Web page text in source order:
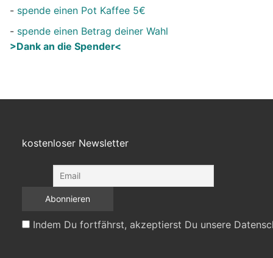
- spende einen Pot Kaffee 5€
- spende einen Betrag deiner Wahl
>Dank an die Spender<
kostenloser Newsletter
Indem Du fortfährst, akzeptierst Du unsere